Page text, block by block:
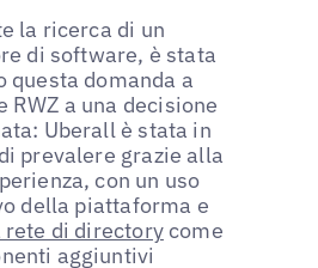
la ricerca di un
di software, è stata
questa domanda a
RWZ a una decisione
Uberall è stata in
prevalere grazie alla
con un uso
della piattaforma e
rete di directorycome
aggiuntivi